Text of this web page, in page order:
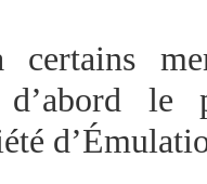
certains
d’abord